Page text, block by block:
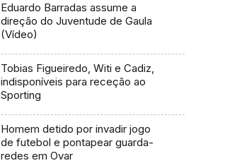
Eduardo Barradas assume a
direção do Juventude de Gaula
(Vídeo)
Tobias Figueiredo, Witi e Cadiz,
indisponíveis para receção ao
Sporting
Homem detido por invadir jogo
de futebol e pontapear guarda-
redes em Ovar